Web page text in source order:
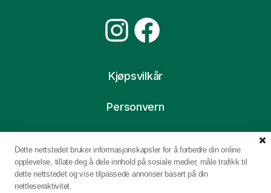
Instagram
Facebook
Kjøpsvilkår
Personvern
Dette nettstedet bruker informasjonskapsler for å forbedre din online
opplevelse, tillate deg å dele innhold på sosiale medier, måle trafikk til
dette nettstedet og vise tilpassede annonser basert på din
nettleseraktivitet.